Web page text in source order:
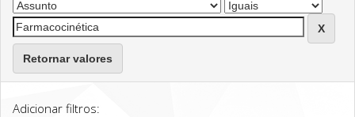
Retornar valores
Adicionar filtros: